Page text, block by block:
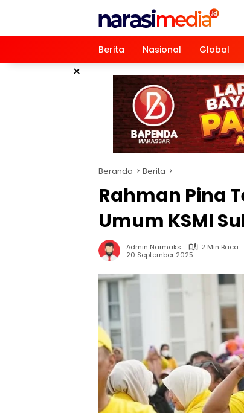
Berita
Nasional Global
×
Beranda Berita
Rahman Pina
Umum KSMI
Admin Narmaks
2 Min Baca
20 September 2025